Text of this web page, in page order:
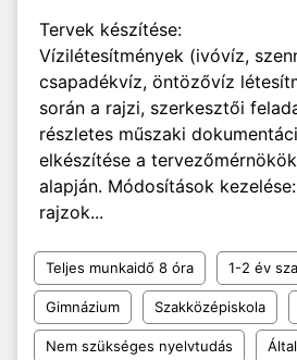
Tervek készítése:
Vízilétesítmények (ivóvíz,
csapadékvíz, öntözővíz
során a rajzi, szerkesztői
részletes műszaki
elkészítése a
alapján. Módosítások
rajzok...
Teljes munkaidő 8 óra 1-2 év
Gimnázium Szakközépiskola
Nem szükséges nyelvtudás